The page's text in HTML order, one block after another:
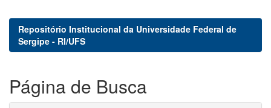
Repositório Institucional da Universidade Federal de
Sergipe - RI/UFS
Página de Busca